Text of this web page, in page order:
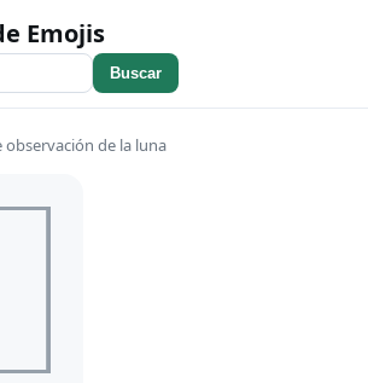
Emojis
Buscar
observación de la luna